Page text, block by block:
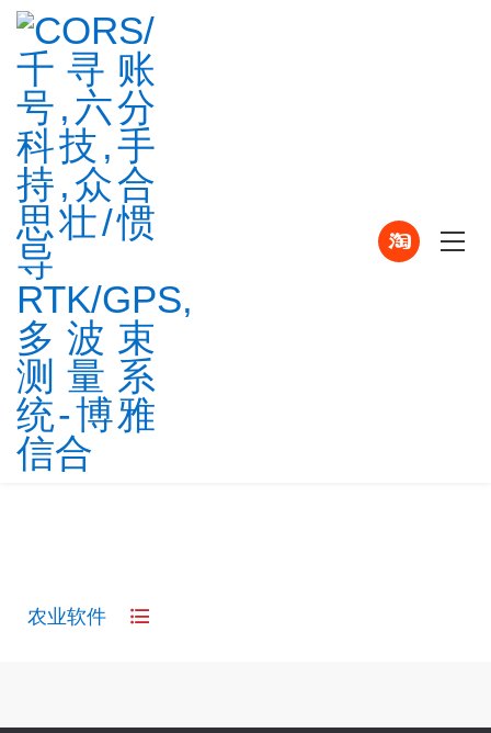
农业软件